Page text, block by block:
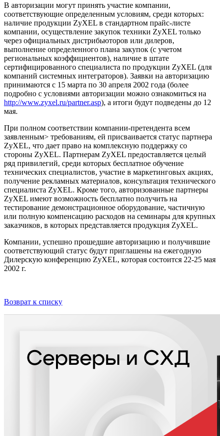
В авторизации могут принять участие компании,
соответствующие определенным условиям, среди которых:
наличие продукции ZyXEL в стандартном прайс-листе
компании, осуществление закупок техники ZyXEL только
через официальных дистрибьюторов или дилеров,
выполнение определенного плана закупок (с учетом
региональных коэффициентов), наличие в штате
сертифицированного специалиста по продукции ZyXEL (для
компаний системных интеграторов). Заявки на авторизацию
принимаются с 15 марта по 30 апреля 2002 года (более
подробно с условиями авторизации можно ознакомиться на
http://www.zyxel.ru/partner.asp), а итоги будут подведены до 12
мая.
При полном соответствии компании-претендента всем
заявленным> требованиям, ей присваивается статус партнера
ZyXEL, что дает право на комплексную поддержку со
стороны ZyXEL. Партнерам ZyXEL предоставляется целый
ряд привилегий, среди которых бесплатное обучение
технических специалистов, участие в маркетинговых акциях,
получение рекламных материалов, консультация технического
специалиста ZyXEL. Кроме того, авторизованные партнеры
ZyXEL имеют возможность бесплатно получить на
тестирование демонстрационное оборудование, частичную
или полную компенсацию расходов на семинары для крупных
заказчиков, в которых представляется продукция ZyXEL.
Компании, успешно прошедшие авторизацию и получившие
соответствующий статус будут приглашены на ежегодную
Дилерскую конференцию ZyXEL, которая состоится 22-25 мая
2002 г.
Возврат к списку